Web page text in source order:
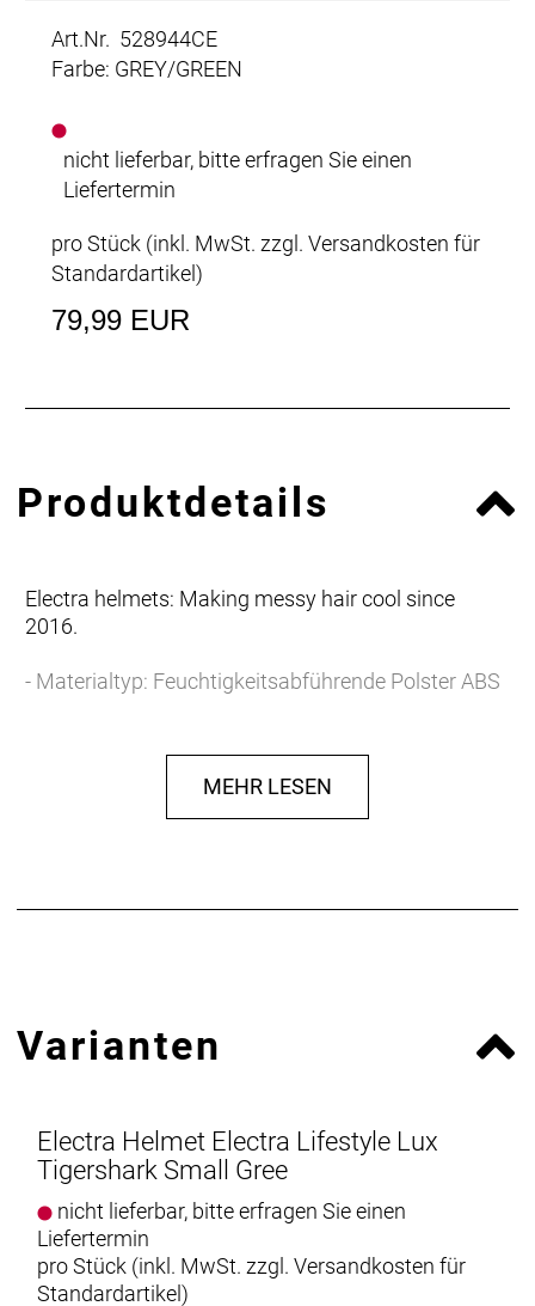
Art.Nr. 528944CE
Farbe: GREY/GREEN
nicht lieferbar, bitte erfragen Sie einen
Liefertermin
pro Stück (inkl. MwSt. zzgl. Versandkosten für
Standardartikel)
79,99 EUR
Produktdetails
Electra helmets: Making messy hair cool since
2016.
- Materialtyp: Feuchtigkeitsabführende Polster ABS
MEHR LESEN
Varianten
Electra Helmet Electra Lifestyle Lux
Tigershark Small Gree
nicht lieferbar, bitte erfragen Sie einen
Liefertermin
pro Stück (inkl. MwSt. zzgl. Versandkosten für
Standardartikel)